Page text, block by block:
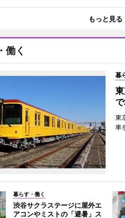
もっと見る
働く
暮
東
車
暮らす・働く
渋谷サクラステージに屋外エ
アコンやミストの「避暑」ス